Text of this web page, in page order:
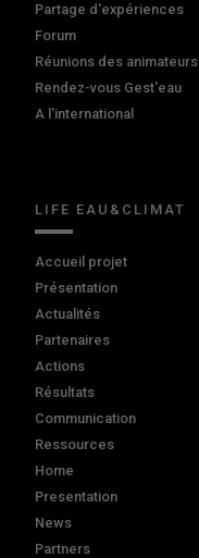
Partage d'expériences
Forum
Réunions des animateurs
Rendez-vous Gest'eau
A l'international
LIFE EAU&CLIMAT
Accueil projet
Présentation
Actualités
Partenaires
Actions
Résultats
Communication
Ressources
Home
Presentation
News
Partners